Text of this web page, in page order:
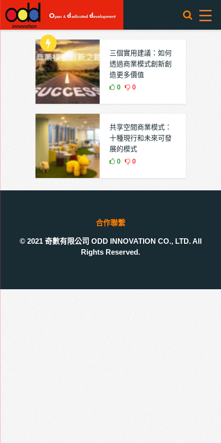
三個實用建議：如何
透過商業模式創新創
造更多價值
0 0
共享空間商業模式：
十種現行和未來可發
展的模式
0 0
合作聯繫
© 2021 奇數有限公司 ODD INNOVATION CO., LTD. All
Rights Reserved.